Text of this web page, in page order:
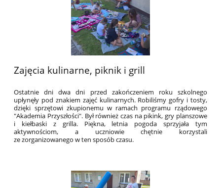
Zajęcia kulinarne, piknik i grill
Ostatnie dni dwa dni przed zakończeniem roku szkolnego
upłynęły pod znakiem zajęć kulinarnych. Robiliśmy gofry i tosty,
dzięki sprzętowi zkupionemu w ramach programu rządowego
"Akademia Przyszłości". Był również czas na pikink, gry planszowe
i kiełbaski z grilla. Piękna, letnia pogoda sprzyjała tym
aktywnościom, a uczniowie chętnie korzystali
ze zorganizowanego w ten sposób czasu.